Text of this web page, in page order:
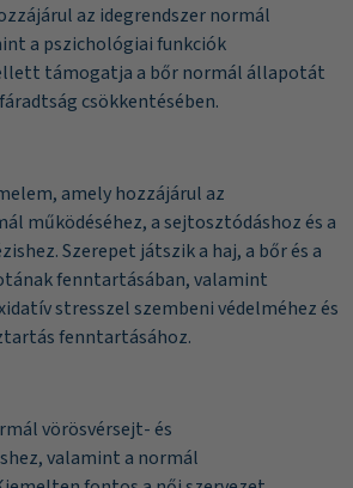
az idegrendszer normál
a pszichológiai funkciók
támogatja a bőr normál állapotát
csökkentésében.
amely hozzájárul az
működéséhez, a sejtosztódáshoz és a
Szerepet játszik a haj, a bőr és a
fenntartásában, valamint
stresszel szembeni védelméhez és
fenntartásához.
vörösvérsejt- és
valamint a normál